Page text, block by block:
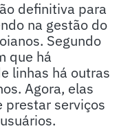
definitiva para
na gestão do
Segundo
que há
linhas há outras
Agora, elas
prestar serviços